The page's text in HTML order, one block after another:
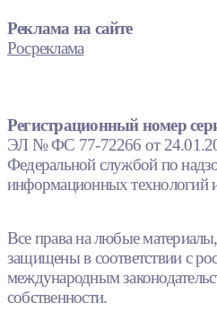
Реклама на сайте
Росреклама
Регистрационный номер
ЭЛ № ФС 77-72266 от
Федеральной службой по
информационных технологий
Все права на любые
защищены в соответствии с
международным
собственности.